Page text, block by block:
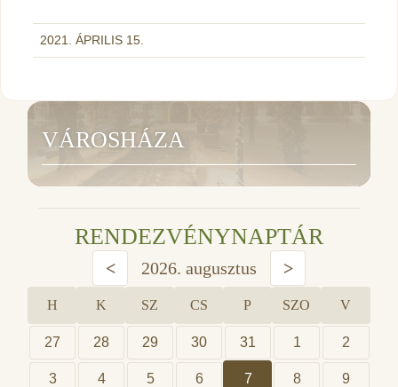
2021. ÁPRILIS 15.
VÁROSHÁZA
RENDEZVÉNYNAPTÁR
< 2026. augusztus >
H K SZ CS P SZO V
27 28 29 30 31 1 2
3 4 5 6 7 8 9